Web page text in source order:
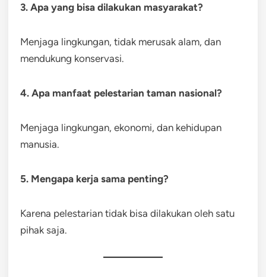
3. Apa yang bisa dilakukan masyarakat?
Menjaga lingkungan, tidak merusak alam, dan
mendukung konservasi.
4. Apa manfaat pelestarian taman nasional?
Menjaga lingkungan, ekonomi, dan kehidupan
manusia.
5. Mengapa kerja sama penting?
Karena pelestarian tidak bisa dilakukan oleh satu
pihak saja.